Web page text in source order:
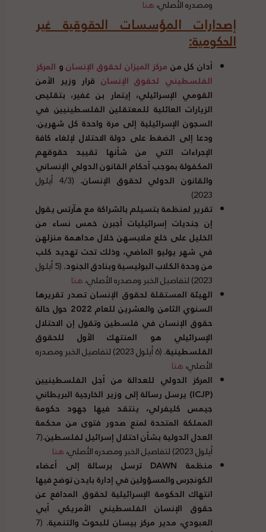
ومصدره الأصلي،هنا
إصدارات المؤسسات الحقوقية غير
الحكومية:
أدان كل من مركز الميزان لحقوق الإنسانو المركز
الفلسطيني لحقوق الإنسان قرار وزير الأمن
القومي الإسرائيلي، إيتمار بن غفير، بتقليص
الزيارات العائلية للمعتقلين الفلسطينيين في
السجون الإسرائيلية إلى مرة واحدة كل شهرين.
ودعا إلى الضغط على دولة الاحتلال لإلغاء كافة
الإجراءات التي من شأنها تقييد حقوقهم
المكفولة بموجب أحكام القانون الدولي الإنساني
والقانون الدولي لحقوق الإنسان.
(4/3 أيلول
2023)
تقرير لمنظمة بتسيلم بالشراكة مع هآرتس يقول
إن جنديات إسرائيليات أجبرن خمس نساء من
الخليل على خلع ملابسهن خلال مداهمة منزلهن
في شهر يوليو الماضي، وذلك تحت تهديد كلب
من وحدة الكلاب البوليسية وبنادق الجنود.
(5 أيلول
2023) لتفاصيل الخبر ومصدره الأصلي،
هنا
الهيئة المستقلة لحقوق الإنسان تصدر تقريرها
السنوي الثامن والعشرين للعام 2022 حول حالة
حقوق الإنسان في فلسطين وتقول إن الاحتلال
الإسرائيلي هو المنتهك الأول للحقوق
الفلسطينية.
(6 أيلول 2023) لتفاصيل الخبر ومصدره
الأصلي،هنا
المركز الدولي للعدالة من أجل الفلسطينيين
(
ICJP
) يرسل رسالة إلى وزير الخارجية البريطاني
جيمس كليفرلي، ينتقد فيها جهود حكومة
المملكة المتحدة لمنع صدور فتوى من محكمة
العدل الدولية بشأن احتلال إسرائيل لفلسطين.
(7
أيلول 2023) لتفاصيل الخبر ومصدره الأصلي،
هنا
منظمة DAWN ترسل برسالة إلى أعضاء
الكونجرس والمسؤولين في إدارة بايدن توضح فيها
انتهاك الحكومة الإسرائيلية لحقوق المدافع عن
حقوق الإنسان الفلسطيني الأمريكي أبي
العبودي، مدير مركز بيسان للبحوث والتنمية.
(7